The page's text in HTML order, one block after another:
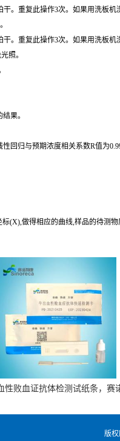
。重复此操作3次。如果用洗板机
。重复此操作3次。如果用洗板机
照。
果。
回归与预期浓度相关系数R值为
(X),做得相应的曲线,样品的待测
性败血证抗体检测试纸条，赛
版权